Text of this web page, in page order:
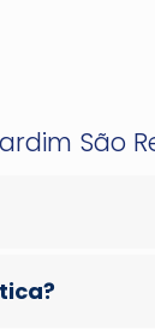
São